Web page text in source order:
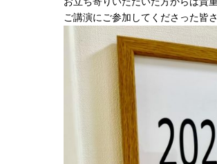
ご講演にご参加してくださった皆